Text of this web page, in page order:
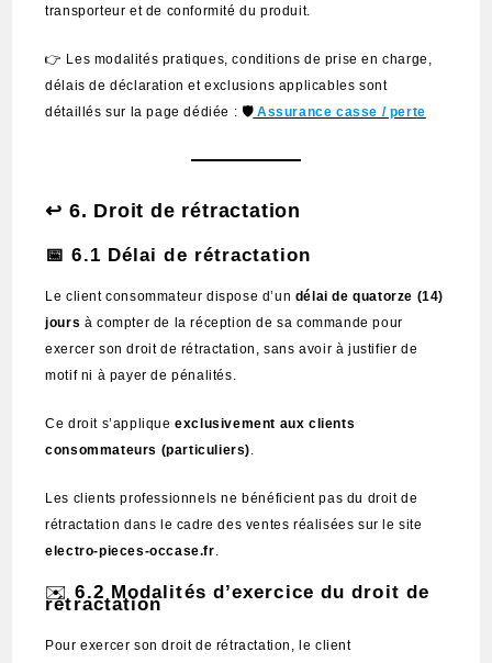
transporteur et de conformité du produit.
👉 Les modalités pratiques, conditions de prise en charge,
délais de déclaration et exclusions applicables sont
détaillés sur la page dédiée : 🛡️ Assurance casse / perte
↩️ 6. Droit de rétractation
📅 6.1 Délai de rétractation
Le client consommateur dispose d’un délai de quatorze (14)
jours à compter de la réception de sa commande pour
exercer son droit de rétractation, sans avoir à justifier de
motif ni à payer de pénalités.
Ce droit s’appliqueexclusivement aux clients
consommateurs (particuliers).
Les clients professionnels ne bénéficient pas du droit de
rétractation dans le cadre des ventes réalisées sur le site
electro-pieces-occase.fr.
✉️ 6.2 Modalités d’exercice du droit de
rétractation
Pour exercer son droit de rétractation, le client